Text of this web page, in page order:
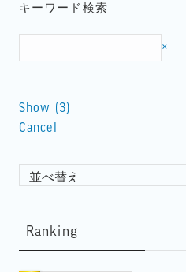
キーワード検索
×
Show (3)
Cancel
Ranking